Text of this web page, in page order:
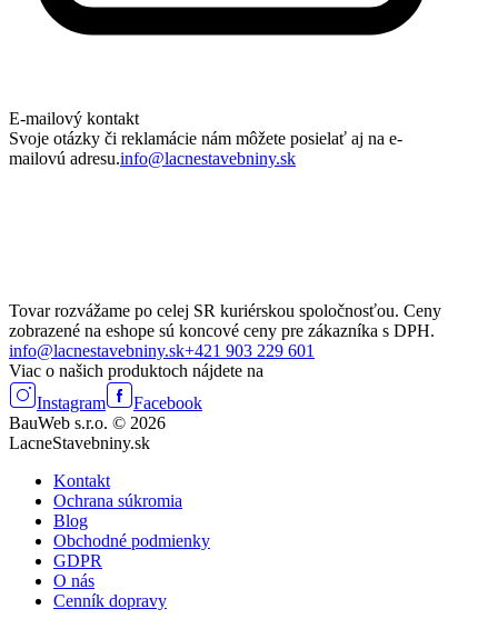
E-mailový kontakt
Svoje otázky či reklamácie nám môžete posielať aj na e-
mailovú adresu.info@lacnestavebniny.sk
Tovar rozvážame po celej SR kuriérskou spoločnosťou. Ceny
zobrazené na eshope sú koncové ceny pre zákazníka s DPH.
info@lacnestavebniny.sk+421 903 229 601
Viac o našich produktoch nájdete na
Instagram
Facebook
BauWeb s.r.o. © 2026
LacneStavebniny.sk
Kontakt
Ochrana súkromia
Blog
Obchodné podmienky
GDPR
O nás
Cenník dopravy